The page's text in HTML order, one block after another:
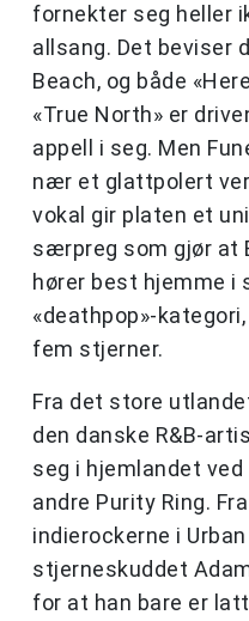
fornekter seg heller
allsang. Det beviser
Beach, og både
«True North» er
appell i seg. Men
nær et glattpolert
vokal gir platen et
særpreg som gjør at
hører best hjemme i
«deathpop»-
fem stjerner.
Fra det store
den danske R&B-
seg i hjemlandet
andre Purity Ring.
indierockerne i
stjerneskuddet
for at han bare er